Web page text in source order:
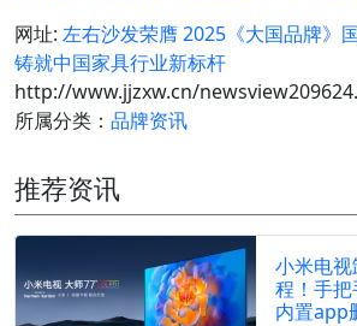
网址: 左右沙发荣膺 2025《大国品牌》
铸就中国家具行业新标杆
http://www.jjzxw.cn/
所属分类： 品牌资讯
推荐资讯
小米电
程！手
内置app